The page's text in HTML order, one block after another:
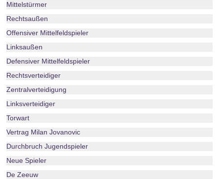
Mittelstürmer
Rechtsaußen
Offensiver Mittelfeldspieler
Linksaußen
Defensiver Mittelfeldspieler
Rechtsverteidiger
Zentralverteidigung
Linksverteidiger
Torwart
Vertrag Milan Jovanovic
Durchbruch Jugendspieler
Neue Spieler
De Zeeuw